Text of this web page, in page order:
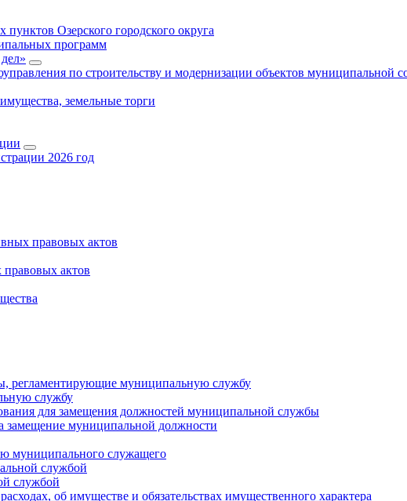
Озерского городского округа
программ
по строительству и модернизации объектов муниципальной
земельные торги
2026 год
правовых актов
актов
регламентирующие муниципальную службу
службу
для замещения должностей муниципальной службы
замещение муниципальной должности
муниципального служащего
службой
службой
об имуществе и обязательствах имущественного характера